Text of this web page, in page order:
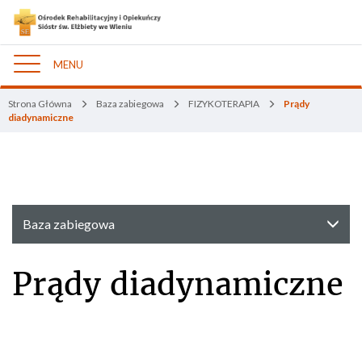
Nawigacja
MENU
Strona Główna Baza zabiegowa FIZYKOTERAPIA
Prądy
diadynamiczne
Baza zabiegowa
Prądy diadynamiczne